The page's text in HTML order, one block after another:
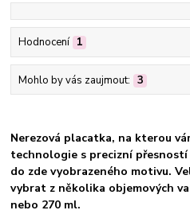
Hodnocení 1
Mohlo by vás zaujmout: 3
Nerezová placatka, na kterou
technologie s precizní přesností
do zde vyobrazeného motivu.
vybrat z několika objemových
nebo 270 ml.